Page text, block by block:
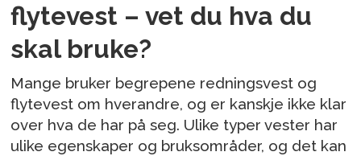
flytevest – vet du hva du
skal bruke?
Mange bruker begrepene redningsvest og
flytevest om hverandre, og er kanskje ikke klar
over hva de har på seg. Ulike typer vester har
ulike egenskaper og bruksområder, og det kan